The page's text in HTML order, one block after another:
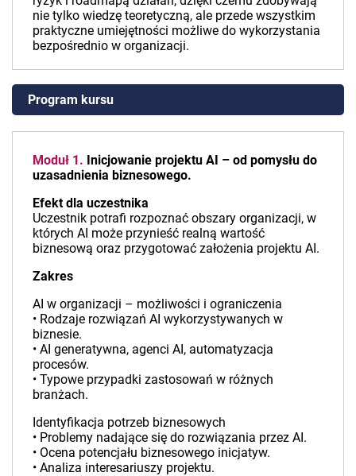
nie tylko wiedzę teoretyczną, ale przede wszystkim
praktyczne umiejętności możliwe do wykorzystania
bezpośrednio w organizacji.
Program kursu
Moduł 1. Inicjowanie projektu AI – od pomysłu do
uzasadnienia biznesowego.
Efekt dla uczestnika
Uczestnik potrafi rozpoznać obszary organizacji, w
których AI może przynieść realną wartość
biznesową oraz przygotować założenia projektu AI.
Zakres
AI w organizacji – możliwości i ograniczenia
• Rodzaje rozwiązań AI wykorzystywanych w
biznesie.
• AI generatywna, agenci AI, automatyzacja
procesów.
• Typowe przypadki zastosowań w różnych
branżach.
Identyfikacja potrzeb biznesowych
• Problemy nadające się do rozwiązania przez AI.
• Ocena potencjału biznesowego inicjatyw.
• Analiza interesariuszy projektu.